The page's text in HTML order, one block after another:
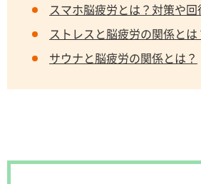
スマホ脳疲労とは？対策や
ストレスと脳疲労の関係とは
サウナと脳疲労の関係とは？